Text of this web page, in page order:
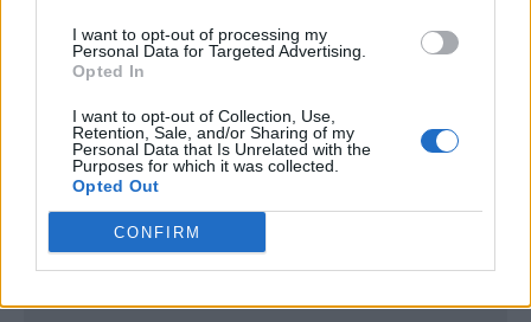
I want to opt-out of processing my
Personal Data for Targeted Advertising.
Opted In
I want to opt-out of Collection, Use,
Retention, Sale, and/or Sharing of my
Personal Data that Is Unrelated with the
Purposes for which it was collected.
Opted Out
CONFIRM